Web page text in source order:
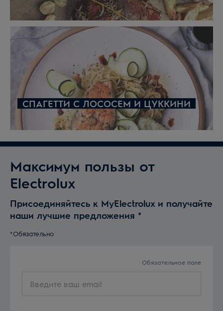
СПАГЕТТИ С ЛОСОСЕМ И ЦУККИНИ
Максимум пользы от
Electrolux
Присоединяйтесь к MyElectrolux и получайте
наши лучшие предложения *
*Обязательно
Обязательное поле
ваш